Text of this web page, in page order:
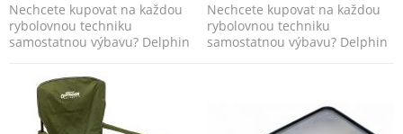
Nechcete kupovat na každou
rybolovnou techniku
samostatnou výbavu? Delphin
Nechcete kupovat na každou
rybolovnou techniku
samostatnou výbavu? Delphin